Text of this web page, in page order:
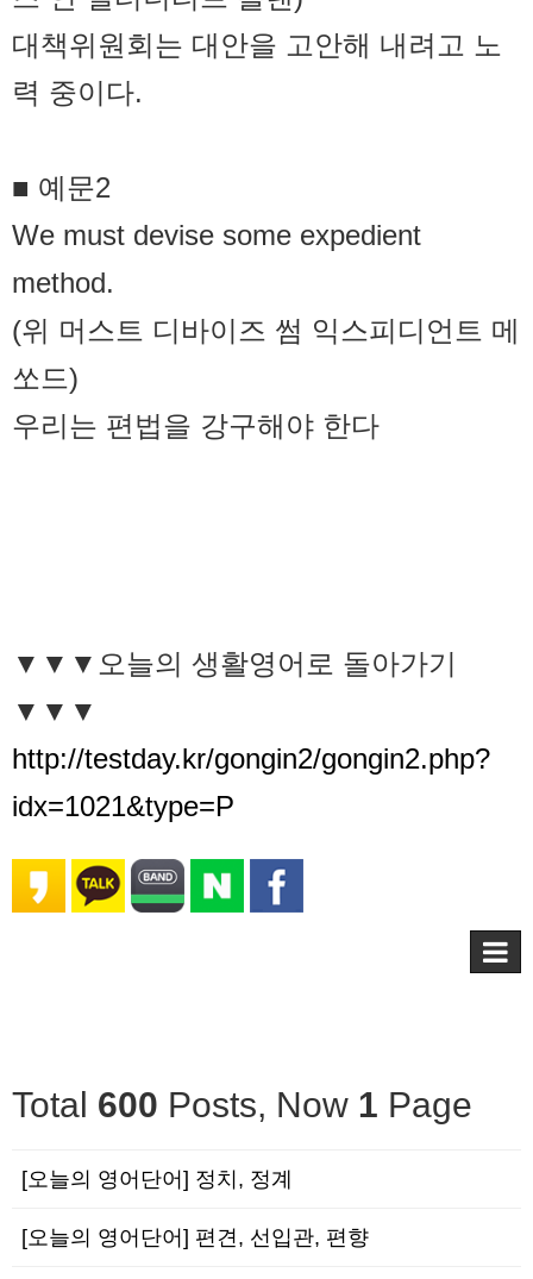
대책위원회는 대안을 고안해 내려고 노
력 중이다.
■ 예문2
We must devise some expedient
method.
(위 머스트 디바이즈 썸 익스피디언트 메
쏘드)
우리는 편법을 강구해야 한다
▼▼▼오늘의 생활영어로 돌아가기
▼▼▼
http://testday.kr/gongin2/gongin2.php?
idx=1021&type=P
Total 600 Posts, Now 1 Page
[오늘의 영어단어] 정치, 정계
[오늘의 영어단어] 편견, 선입관, 편향